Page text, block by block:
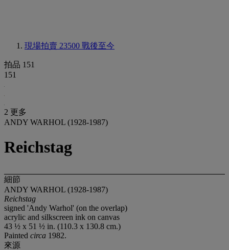
現場拍賣 23500 戰後至今
拍品 151
151
2 更多
ANDY WARHOL (1928-1987)
Reichstag
細節
ANDY WARHOL (1928-1987)
Reichstag
signed 'Andy Warhol' (on the overlap)
acrylic and silkscreen ink on canvas
43 ½ x 51 ½ in. (110.3 x 130.8 cm.)
Painted circa 1982.
來源